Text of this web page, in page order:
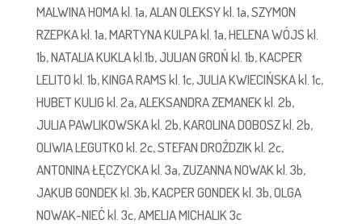
MALWINA HOMA kl. 1a, ALAN OLEKSY kl. 1a, SZYMON
RZEPKA kl. 1a, MARTYNA KULPA kl. 1a, HELENA WÓJS kl.
1b, NATALIA KUKLA kl.1b, JULIAN GROŃ kl. 1b, KACPER
LELITO kl. 1b, KINGA RAMS kl. 1c, JULIA KWIECIŃSKA kl. 1c,
HUBET KULIG kl. 2a, ALEKSANDRA ZEMANEK kl. 2b,
JULIA PAWLIKOWSKA kl. 2b, KAROLINA DOBOSZ kl. 2b,
OLIWIA LEGUTKO kl. 2c, STEFAN DROŹDZIK kl. 2c,
ANTONINA ŁĘCZYCKA kl. 3a, ZUZANNA NOWAK kl. 3b,
JAKUB GONDEK kl. 3b, KACPER GONDEK kl. 3b, OLGA
NOWAK-NIEĆ kl. 3c, AMELIA MICHALIK 3c